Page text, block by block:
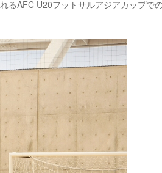
るAFC U20フットサルアジアカップで